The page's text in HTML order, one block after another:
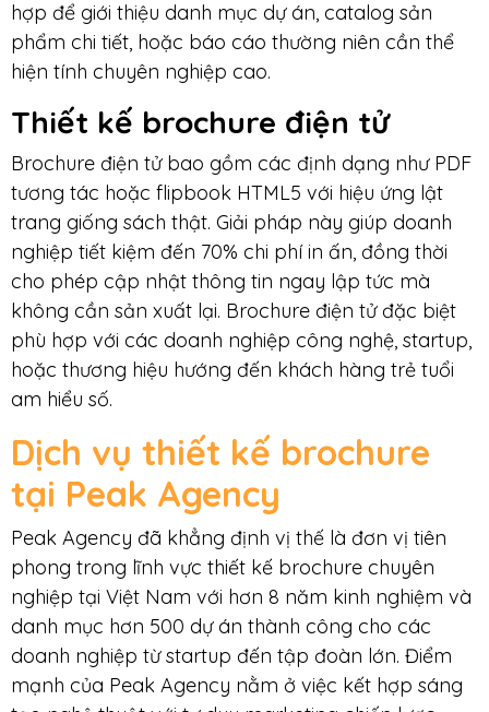
hợp để giới thiệu danh mục dự án, catalog sản
phẩm chi tiết, hoặc báo cáo thường niên cần thể
hiện tính chuyên nghiệp cao.
Thiết kế brochure điện tử
Brochure điện tử bao gồm các định dạng như PDF
tương tác hoặc flipbook HTML5 với hiệu ứng lật
trang giống sách thật. Giải pháp này giúp doanh
nghiệp tiết kiệm đến 70% chi phí in ấn, đồng thời
cho phép cập nhật thông tin ngay lập tức mà
không cần sản xuất lại. Brochure điện tử đặc biệt
phù hợp với các doanh nghiệp công nghệ, startup,
hoặc thương hiệu hướng đến khách hàng trẻ tuổi
am hiểu số.
Dịch vụ thiết kế brochure
tại Peak Agency
Peak Agency đã khẳng định vị thế là đơn vị tiên
phong trong lĩnh vực thiết kế brochure chuyên
nghiệp tại Việt Nam với hơn 8 năm kinh nghiệm và
danh mục hơn 500 dự án thành công cho các
doanh nghiệp từ startup đến tập đoàn lớn. Điểm
mạnh của Peak Agency nằm ở việc kết hợp sáng